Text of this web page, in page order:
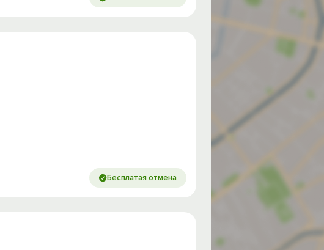
Бесплатая отмена